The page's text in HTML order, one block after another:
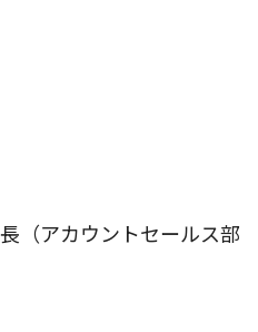
（アカウントセールス部